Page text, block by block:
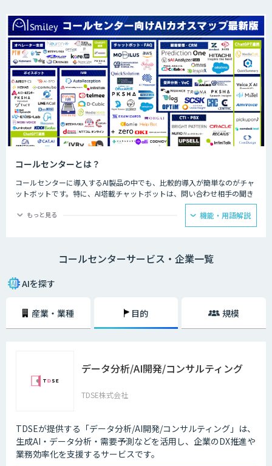
コールセンターとは？
コールセンターに導入するAI製品の中でも、比較的導入が簡単なのがチャ
ットボットです。特に、AI塔載チャットボットは、問い合わせ相手の聞き
たいことに対して、決められた回答をできるため、カスタマーサポートで
の普及が見込まれています。AIが問い合わせの4割を回答することで顧客
自身で自己解決できることが増え、スタッフが自ら行う部分を4割カット
大きな理由の一つです。顧客の時間の都合に合わせて問い合わせができる
ようになることで、カスタマーサポートが向上します。その結果顧客が知
た、AIによる自然なコミュニケーションを図ることで、顧客との関係性を
可能にする機能も重要です。専門スキルを持ったオペレーターがチャット
による対応を行うとともに、その中で得られたナレッジを蓄積していくこ
とで、運用開始後の回答精度の維持と向上につながります。AIと専門家と
の連携が、自動回答率を高めるサイクルを回します。また、蓄積されたナ
対する回答候補をオペレーターに提示するサービスにも活用することが可
能です。回答内容の候補や関連する資料を瞬時に画面に表示できるように
なった結果、回答にかかる時間の短縮でき、顧客からの電話のつながりや
すさが改善されるのです。
もっと見る 機能・用語解説
コールセンターサービス・企業一覧
AIを探す
産業・業種 目的 規模
データ分析/AI開発/コンサルティング
TDSE株式会社
TDSEが提供する「データ分析/AI開発/コンサルティング」は、
生成AI・データ分析・需要予測などを活用し、企業のDX推進や
業務効率化を支援するサービスです。